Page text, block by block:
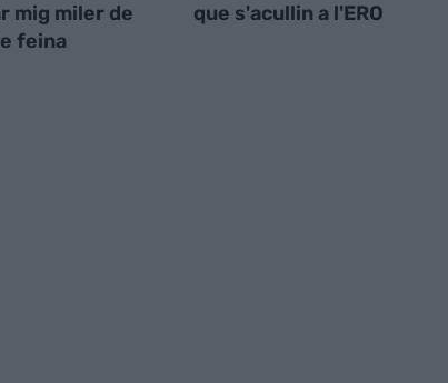
mig miler de
feina
que s'acullin a l'ERO